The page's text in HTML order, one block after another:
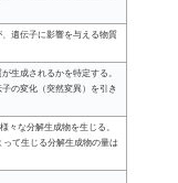
遺伝子に影響を与える物質
生成されるかを特定する。
の変化（突然変異）を引き
々な分解生成物を生じる。
て生じる分解生成物の量は